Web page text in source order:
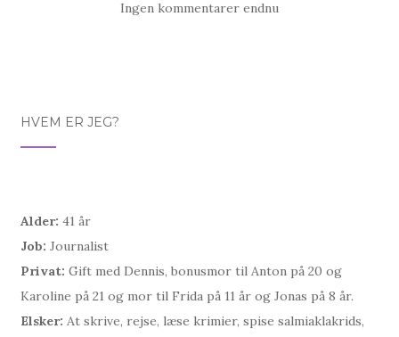
Ingen kommentarer endnu
HVEM ER JEG?
Alder: 41 år
Job: Journalist
Privat: Gift med Dennis, bonusmor til Anton på 20 og
Karoline på 21 og mor til Frida på 11 år og Jonas på 8 år.
Elsker: At skrive, rejse, læse krimier, spise salmiaklakrids,